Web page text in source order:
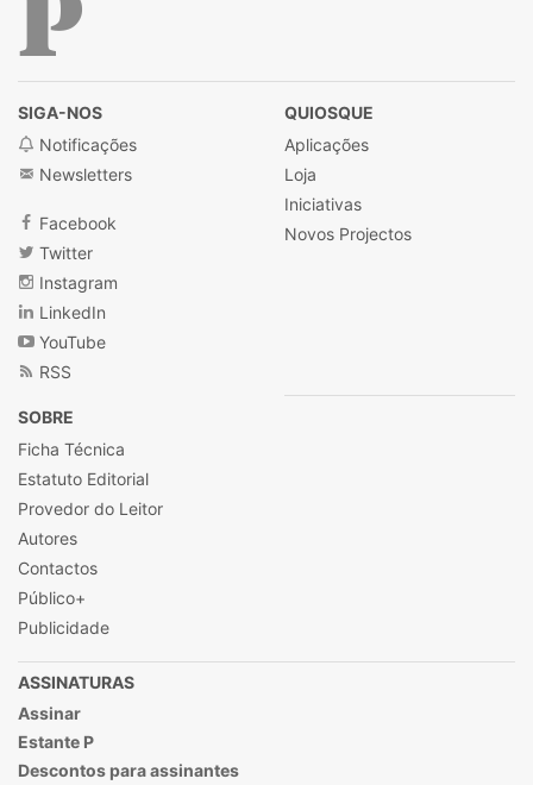
SIGA-NOS
Notificações
Newsletters
Facebook
Twitter
Instagram
LinkedIn
YouTube
RSS
QUIOSQUE
Aplicações
Loja
Iniciativas
Novos Projectos
SOBRE
Ficha Técnica
Estatuto Editorial
Provedor do Leitor
Autores
Contactos
Público+
Publicidade
ASSINATURAS
Assinar
Estante P
Descontos para assinantes